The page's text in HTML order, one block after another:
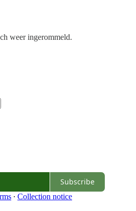
weer ingerommeld.
Subscribe
∙ Collection notice